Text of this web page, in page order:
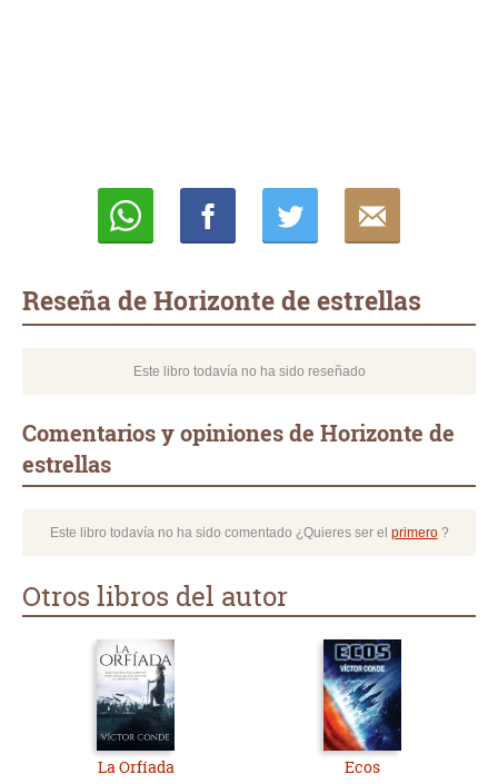
Reseña de Horizonte de estrellas
Este libro todavía no ha sido reseñado
Comentarios y opiniones de Horizonte de
estrellas
Este libro todavía no ha sido comentado ¿Quieres ser el primero?
Otros libros del autor
La Orfíada Ecos